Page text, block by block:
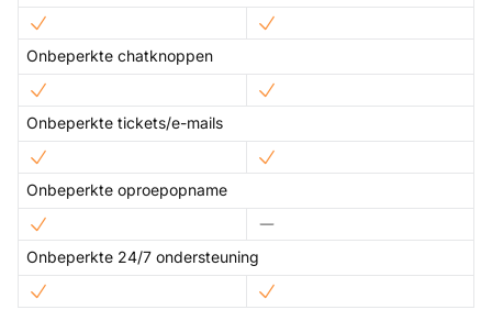
Onbeperkte chatknoppen
Onbeperkte tickets/e-mails
Onbeperkte oproepopname
Onbeperkte 24/7 ondersteuning